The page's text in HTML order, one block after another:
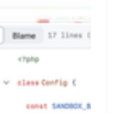
dan
cepat
tidak perlu beralih
saat bertransaksi
mandiri dengan
hubungkan
Anda tanpa coding